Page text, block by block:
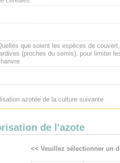
que soient les espèces de
(proches du semis), pour limiter
azotée de la culture suivante
de l'azote
<< Veuillez sélectionner un